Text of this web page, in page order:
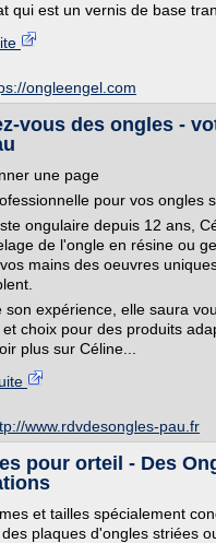
qui est un vernis de base
ongleengel.com
vous des ongles -
une page
pour vos ongles
ongulaire depuis 12 ans,
de l'ongle en résine ou
mains des oeuvres
son expérience, elle saura
choix pour des produits
plus sur Céline...
www.rdvdesongles-pau.fr
pour orteil - Des
et tailles spécialement
plaques d'ongles striées